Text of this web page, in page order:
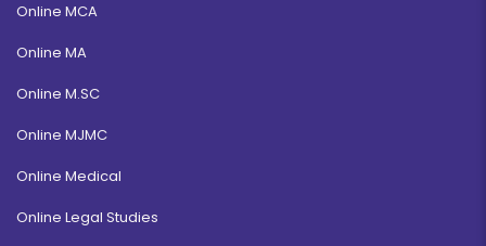
Online MCA
Online MA
Online M.SC
Online MJMC
Online Medical
Online Legal Studies